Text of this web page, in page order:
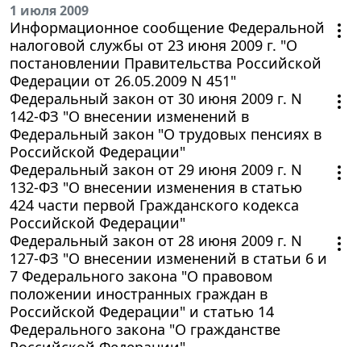
1 июля 2009
Информационное сообщение Федеральной
налоговой службы от 23 июня 2009 г. "О
постановлении Правительства Российской
Федерации от 26.05.2009 N 451"
Федеральный закон от 30 июня 2009 г. N
142-ФЗ "О внесении изменений в
Федеральный закон "О трудовых пенсиях в
Российской Федерации"
Федеральный закон от 29 июня 2009 г. N
132-ФЗ "О внесении изменения в статью
424 части первой Гражданского кодекса
Российской Федерации"
Федеральный закон от 28 июня 2009 г. N
127-ФЗ "О внесении изменений в статьи 6 и
7 Федерального закона "О правовом
положении иностранных граждан в
Российской Федерации" и статью 14
Федерального закона "О гражданстве